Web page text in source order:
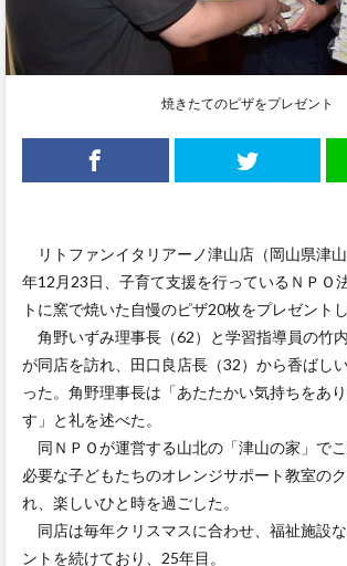
焼きたてのピザをプレゼント
リトファンイタリアーノ津山店（岡山県津
年12月23日、子育て支援を行っているＮＰＯ
トに窯で焼いた自慢のピザ20枚をプレゼントし
角野いずみ理事長（62）と学習指導員の竹内
が同店を訪れ、田口良店長（32）から香ばし
った。角野理事長は「あたたかい気持ちをあ
す」と礼を述べた。
同ＮＰＯが運営する山北の「津山の家」で
必要な子どもたちのオレンジサポート教室の
れ、楽しいひと時を過ごした。
同店は毎年クリスマスに合わせ、福祉施設
ントを続けており、25年目。